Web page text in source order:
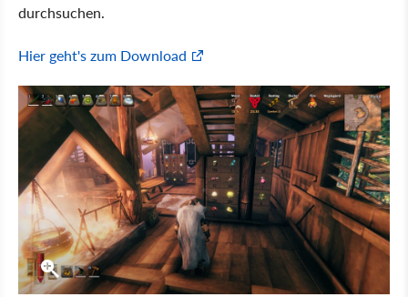
durchsuchen.
Hier geht's zum Download